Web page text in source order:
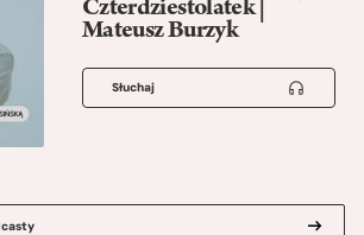
Czterdziestolatek |
Mateusz Burzyk
Słuchaj